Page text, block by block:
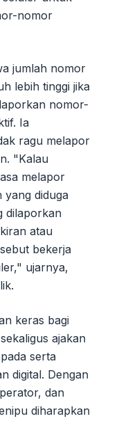
nomor
jumlah nomor
lebih tinggi jika
nomor-
Ia
ragu melapor
"Kalau
melapor
diduga
dilaporkan
atau
bekerja
ujarnya,
keras bagi
ajakan
serta
digital. Dengan
dan
diharapkan